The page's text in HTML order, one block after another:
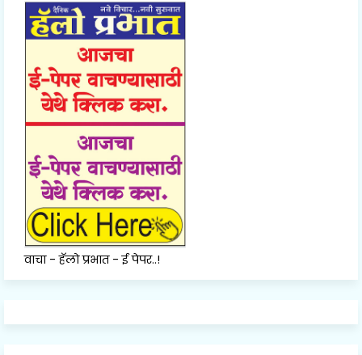
वाचा - हॅलो प्रभात - ई पेपर..!